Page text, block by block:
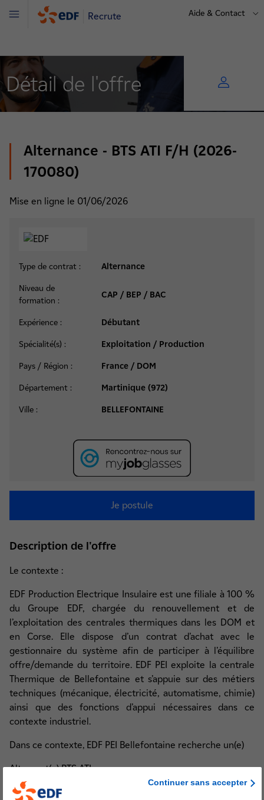
Recrute Aide & Contact
Menu
Détail de l'offre
Alternance - BTS ATI F/H (2026-
170080)
Mise en ligne le 01/06/2026
Type de contrat : Alternance
Niveau de
formation :
CAP / BEP / BAC
Expérience : Débutant
Spécialité(s) : Exploitation / Production
Pays / Région : France / DOM
Département : Martinique (972)
Ville : BELLEFONTAINE
Je postule
Description de l'offre
Le contexte :
EDF Production Electrique Insulaire est une filiale à 100 %
du Groupe EDF, chargée du renouvellement et de
l’exploitation des centrales thermiques dans les DOM et
en Corse. Elle dispose d’un contrat d’achat avec le
gestionnaire du système afin de participer à l’équilibre
offre/demande du territoire. EDF PEI exploite la centrale
Thermique de Bellefontaine et s’appuie sur des métiers
techniques (mécanique, électricité, automatisme, chimie)
ainsi que des fonctions d’appui nécessaires dans ce
contexte industriel.
Dans ce contexte, EDF PEI Bellefontaine recherche un(e)
Alternant(e) BTS ATI
Au sein du Service Exploitation Conduite de la Centrale,
Continuer sans accepter